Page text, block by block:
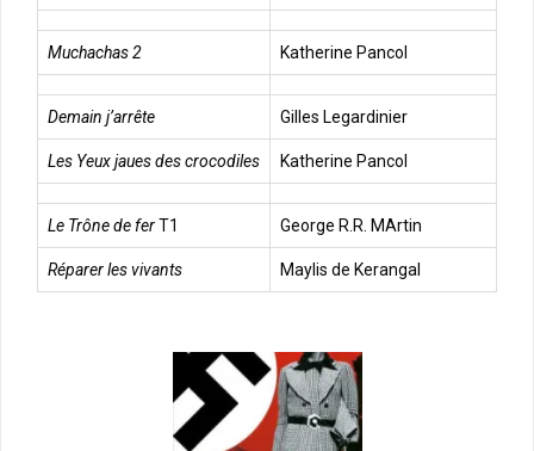
Muchachas 2 Katherine Pancol
Demain j’arrête Gilles Legardinier
Les Yeux jaues des crocodiles Katherine Pancol
Le Trône de ferT1 George R.R. MArtin
Réparer les vivants Maylis de Kerangal